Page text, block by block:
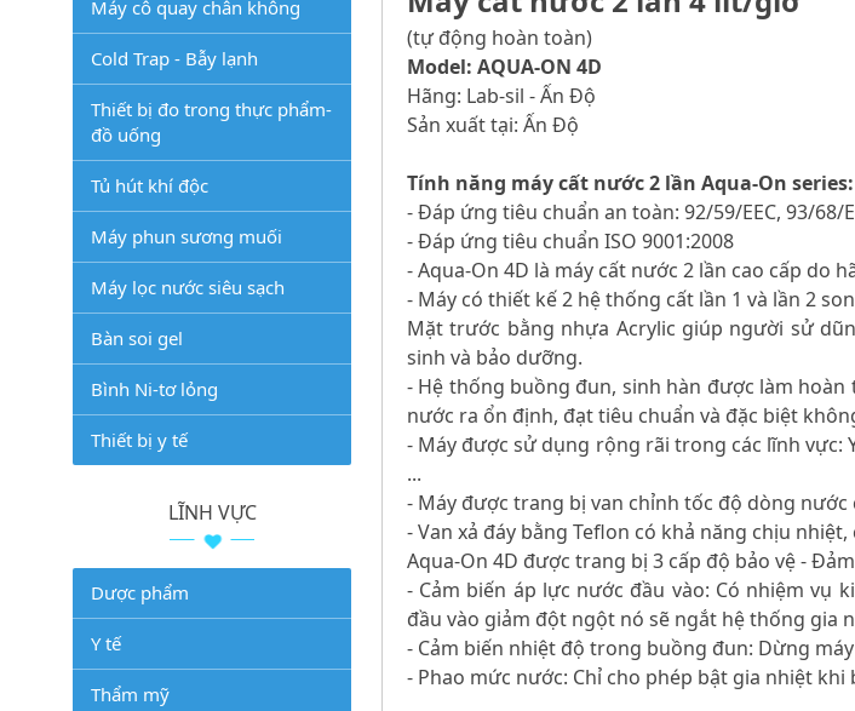
(tự động hoàn toàn)
Model: AQUA-ON 4D
Hãng: Lab-sil - Ấn Độ
Sản xuất tại: Ấn Độ
Tính năng máy cất nước 2 lần Aqua-On series:
- Đáp ứng tiêu chuẩn an toàn: 92/59/EEC, 93/68/
- Đáp ứng tiêu chuẩn ISO 9001:2008
- Aqua-On 4D là máy cất nước 2 lần cao cấp do
- Máy có thiết kế 2 hệ thống cất lần 1 và lần 2
Mặt trước bằng nhựa Acrylic giúp người sử
sinh và bảo dưỡng.
- Hệ thống buồng đun, sinh hàn được làm
nước ra ổn định, đạt tiêu chuẩn và đặc biệt
- Máy được sử dụng rộng rãi trong các lĩnh vực:
...
- Máy được trang bị van chỉnh tốc độ dòng
- Van xả đáy bằng Teflon có khả năng chịu
Aqua-On 4D được trang bị 3 cấp độ bảo vệ -
- Cảm biến áp lực nước đầu vào: Có nhiệm vụ
đầu vào giảm đột ngột nó sẽ ngắt hệ thống gia
- Cảm biến nhiệt độ trong buồng đun: Dừng
- Phao mức nước: Chỉ cho phép bật gia nhiệt
Máy cô quay chân không
Cold Trap - Bẫy lạnh
Thiết bị đo trong thực phẩm-
đồ uống
Tủ hút khí độc
Máy phun sương muối
Máy lọc nước siêu sạch
Bàn soi gel
Bình Ni-tơ lỏng
Thiết bị y tế
LĨNH VỰC
Dược phẩm
Y tế
Thẩm mỹ